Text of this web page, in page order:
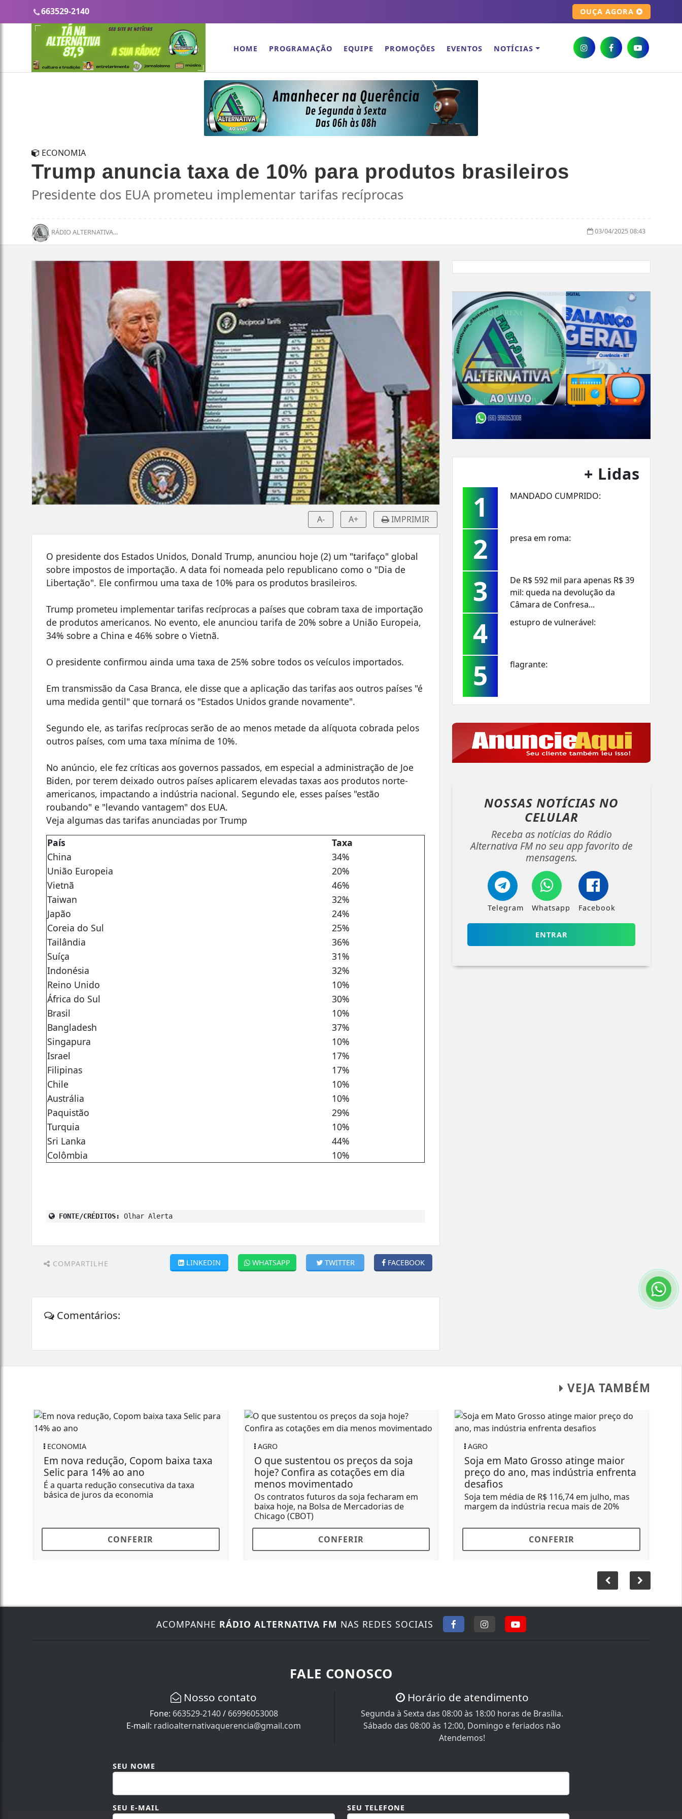
663529-2140 OUÇA AGORA
HOME PROGRAMAÇÃO EQUIPE PROMOÇÕES EVENTOS NOTÍCIAS
ECONOMIA
Trump anuncia taxa de 10% para produtos brasileiros
Presidente dos EUA prometeu implementar tarifas recíprocas
RÁDIO ALTERNATIVA... 03/04/2025 08:43
A- A+ IMPRIMIR
O presidente dos Estados Unidos, Donald Trump, anunciou hoje (2) um "tarifaço" global
sobre impostos de importação. A data foi nomeada pelo republicano como o "Dia de
Libertação". Ele confirmou uma taxa de 10% para os produtos brasileiros.
Trump prometeu implementar tarifas recíprocas a países que cobram taxa de importação
de produtos americanos. No evento, ele anunciou tarifa de 20% sobre a União Europeia,
34% sobre a China e 46% sobre o Vietnã.
O presidente confirmou ainda uma taxa de 25% sobre todos os veículos importados.
Em transmissão da Casa Branca, ele disse que a aplicação das tarifas aos outros países "é
uma medida gentil" que tornará os "Estados Unidos grande novamente".
Segundo ele, as tarifas recíprocas serão de ao menos metade da alíquota cobrada pelos
outros países, com uma taxa mínima de 10%.
No anúncio, ele fez críticas aos governos passados, em especial a administração de Joe
Biden, por terem deixado outros países aplicarem elevadas taxas aos produtos norte-
americanos, impactando a indústria nacional. Segundo ele, esses países "estão
roubando" e "levando vantagem" dos EUA.
Veja algumas das tarifas anunciadas por Trump
País
Taxa
China
34%
União Europeia
20%
Vietnã
46%
Taiwan
32%
Japão
24%
Coreia do Sul
25%
Tailândia
36%
Suíça
31%
Indonésia
32%
Reino Unido
10%
África do Sul
30%
Brasil
10%
Bangladesh
37%
Singapura
10%
Israel
17%
Filipinas
17%
Chile
10%
Austrália
10%
Paquistão
29%
Turquia
10%
Sri Lanka
44%
Colômbia
10%
FONTE/CRÉDITOS: Olhar Alerta
COMPARTILHE FACEBOOK
TWITTER
WHATSAPP
LINKEDIN
Comentários:
+ Lidas
1 MANDADO CUMPRIDO:
2 presa em roma:
3
De R$ 592 mil para apenas R$ 39
mil: queda na devolução da
Câmara de Confresa...
4 estupro de vulnerável:
5 flagrante:
NOSSAS NOTÍCIASNO
CELULAR
Receba as notícias do Rádio
Alternativa FM no seu app favorito de
mensagens.
Telegram Whatsapp Facebook
ENTRAR
VEJA TAMBÉM
ECONOMIA
Em nova redução, Copom baixa taxa
Selic para 14% ao ano
É a quarta redução consecutiva da taxa
básica de juros da economia
CONFERIR
AGRO
O que sustentou os preços da soja
hoje? Confira as cotações em dia
menos movimentado
Os contratos futuros da soja fecharam em
baixa hoje, na Bolsa de Mercadorias de
Chicago (CBOT)
CONFERIR
AGRO
Soja em Mato Grosso atinge maior
preço do ano, mas indústria enfrenta
desafios
Soja tem média de R$ 116,74 em julho, mas
margem da indústria recua mais de 20%
CONFERIR
Nosso contato
Fone:663529-2140/66996053008
Horário de atendimento
Segunda à Sexta das 08:00 às 18:00 horas de Brasília.
Sábado das 08:00 às 12:00, Domingo e feriados não